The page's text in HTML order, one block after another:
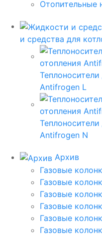
Отопительные
и средства для
Antifrogen L
Antifrogen N
Архив
Газовые
Газовые
Газовые
Газовые
Газовые
Газовые